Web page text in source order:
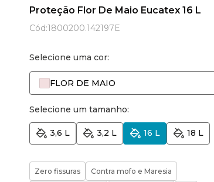
Proteção Flor De Maio Eucatex 16 L
Cód:1800200.142197E
Selecione uma cor:
FLOR DE MAIO
Selecione um tamanho:
3,6 L 3,2 L 16 L 18 L
Zero fissuras Contra mofo e Maresia